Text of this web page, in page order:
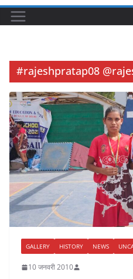
#rajeshpratap08
GALLERY HISTORY NEWS
10 जनवरी 2010